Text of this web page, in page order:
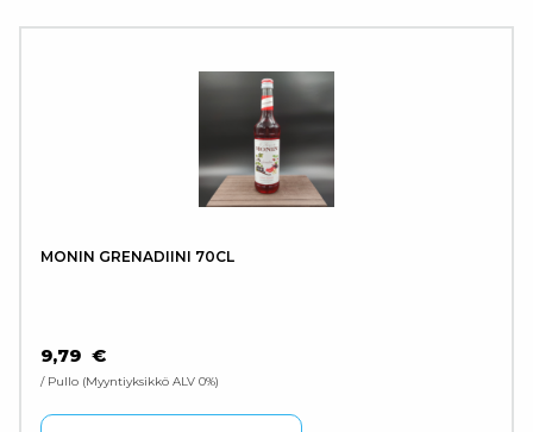
MONIN GRENADIINI 70CL
9,79 €
/ Pullo Myyntiyksikkö ALV 0%